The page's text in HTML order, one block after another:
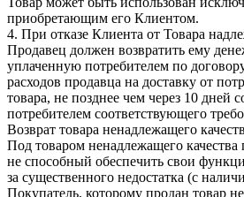
приобретающим его Клиентом.
4. При отказе Клиента от Товара
Продавец должен возвратить ему
уплаченную потребителем по
расходов продавца на доставку от
товара, не позднее чем через 10 дней
потребителем соответствующего
Возврат товара ненадлежащего
Под товаром ненадлежащего качества
не способный обеспечить свои
за существенного недостатка (с
Покупатель, которому продан товар